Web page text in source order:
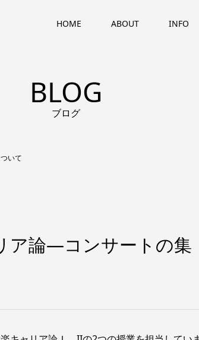
HOME ABOUT INFO
BLOG
ブログ
いて
ア論―コンサートの集